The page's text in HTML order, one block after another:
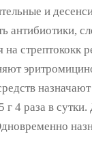
и
антибиотики,
на стрептококк
4 раза в